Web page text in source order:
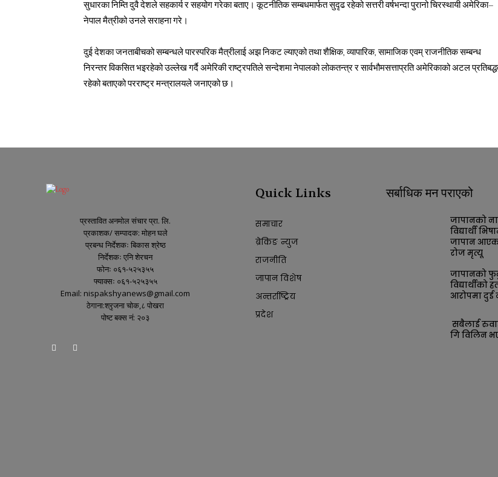
सुधारका निम्ति दुवै देशले सहकार्य र सहयोग गरेका बताए। कूटनीतिक सम्बधमार्फत सुदृढ रहेको सत्तरी वर्षभन्दा पुरानो चिरस्थायी अमेरिका–
नेपाल मैत्रीको उनले सराहना गरे।
दुई देशका जनताबीचको सम्बन्धले पारस्परिक मैत्रीलाई अझ निकट ल्याएको तथा शैक्षिक, व्यापारिक, सामाजिक एवम् राजनीतिक सम्बन्ध
निरन्तर विकसित भइरहेको उल्लेख गर्दै अमेरिकी राष्ट्रपतिले सन्देशमा नेपालको लोकतन्त्र र सार्वभौमसत्ताप्रति अमेरिकाको अटल
रहेको बताएको परराष्ट्र मन्त्रालयले जनाएको छ।
प्रस्तावित अनमोल संचार प्रा. लि.
प्रकाशक/ सम्पादक: मोहन घले
प्रबन्ध निर्देशकः बिकास श्रेष्ठ
निर्देशकः एनि शेरचन
फोनः ०६१-५२५३५५
फ्याक्सः ०६१-५२५३५५
Email: nispakshyanews@gmail.com
ठेगाना:श्रृजना चोक,८ पोखरा
पोष्ट बक्स नं: २०३
Quick Links
समाचार
ब्रेकिङ न्युज
राजनीति
जापान विशेष
अन्तर्राष्ट्रिय
प्रदेश
सर्बाधिक मन पराएको
जापानको
विद्यार्थी
जापान आएका
रोज मृत्यू
जापानको
विद्यार्थीको
आरोपमा दुई
सबैलाई
गि विलिन भए